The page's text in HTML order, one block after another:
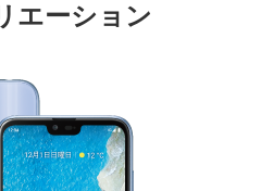
エーション